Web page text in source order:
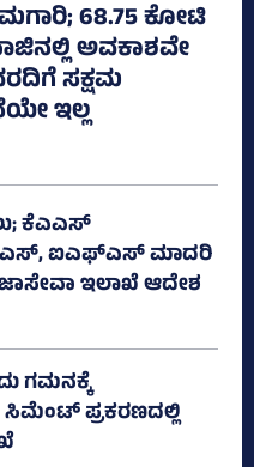
68.75 ಕೋಟಿ
ಅವಕಾಶವೇ
ಸಕ್ಷಮ
ಇಲ್ಲ
ಕೆಎಎಸ್
ಐಎಫ್‌ಎಸ್‌ ಮಾದರಿ
ಇಲಾಖೆ ಆದೇಶ
ಗಮನಕ್ಕೆ
ಸಿಮೆಂಟ್ ಪ್ರಕರಣದಲ್ಲಿ